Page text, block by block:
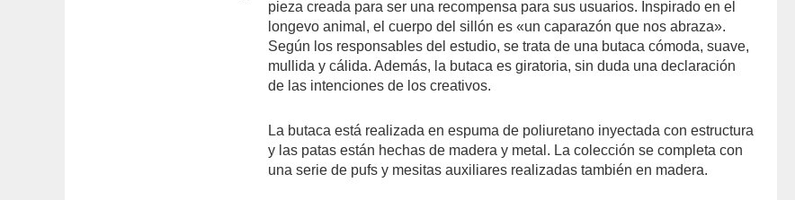
pieza creada para ser una recompensa para sus usuarios. Inspirado en el
longevo animal, el cuerpo del sillón es «un caparazón que nos abraza».
Según los responsables del estudio, se trata de una butaca cómoda, suave,
mullida y cálida. Además, la butaca es giratoria, sin duda una declaración
de las intenciones de los creativos.
La butaca está realizada en espuma de poliuretano inyectada con estructura
y las patas están hechas de madera y metal. La colección se completa con
una serie de pufs y mesitas auxiliares realizadas también en madera.